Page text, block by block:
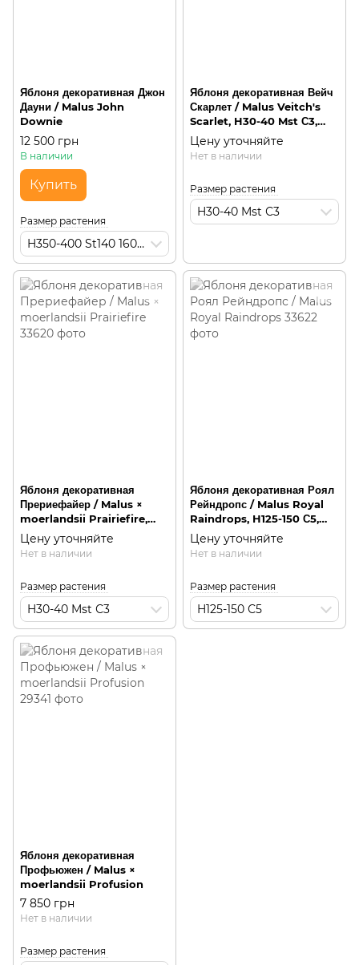
Яблоня декоративная Джон
Дауни / Malus John
Downie
12 500 грн
В наличии
Купить
Размер растения
H350-400 St140 160 HO16-18 М115
Яблоня декоративная Вейч
Скарлет / Malus Veitch's
Scarlet, H30-40 Mst С3,
многоствольная
кустарниковая
Цену уточняйте
Нет в наличии
Размер растения
H30-40 Mst С3
Яблоня декоративная
Прериефайер / Malus ×
moerlandsii Prairiefire,
H30-40 Mst С3,
многоствольная
Цену уточняйте
Нет в наличии
Размер растения
H30-40 Mst С3
Яблоня декоративная Роял
Рейндропс / Malus Royal
Raindrops, H125-150 С5,
пирамидальная на штамбе
Цену уточняйте
Нет в наличии
Размер растения
H125-150 С5
Яблоня декоративная
Профьюжен / Malus ×
moerlandsii Profusion
7 850 грн
Нет в наличии
Размер растения